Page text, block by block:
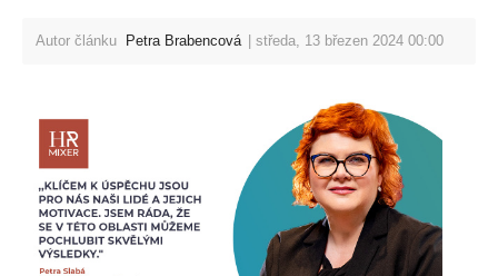
Autor článku Petra Brabencová středa, 13 březen 2024 00:00